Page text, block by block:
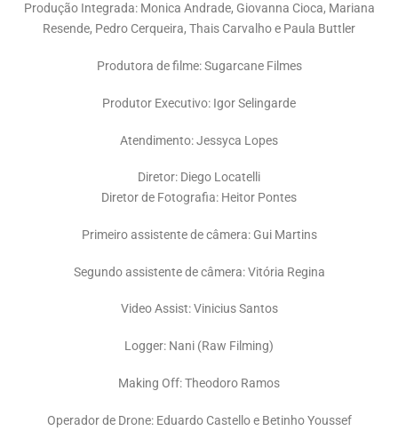
Produção Integrada: Monica Andrade, Giovanna Cioca, Mariana
Resende, Pedro Cerqueira, Thais Carvalho e Paula Buttler
Produtora de filme: Sugarcane Filmes
Produtor Executivo: Igor Selingarde
Atendimento: Jessyca Lopes
Diretor: Diego Locatelli
Diretor de Fotografia: Heitor Pontes
Primeiro assistente de câmera: Gui Martins
Segundo assistente de câmera: Vitória Regina
Video Assist: Vinicius Santos
Logger: Nani (Raw Filming)
Making Off: Theodoro Ramos
Operador de Drone: Eduardo Castello e Betinho Youssef